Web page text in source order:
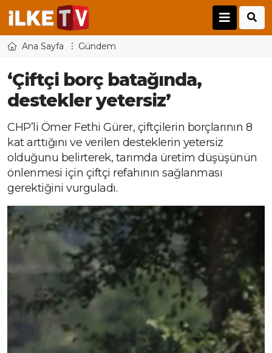
Ana Sayfa Gündem
‘Çiftçi borç batağında,
destekler yetersiz’
CHP’li Ömer Fethi Gürer, çiftçilerin borçlarının 8
kat arttığını ve verilen desteklerin yetersiz
olduğunu belirterek, tarımda üretim düşüşünün
önlenmesi için çiftçi refahının sağlanması
gerektiğini vurguladı.